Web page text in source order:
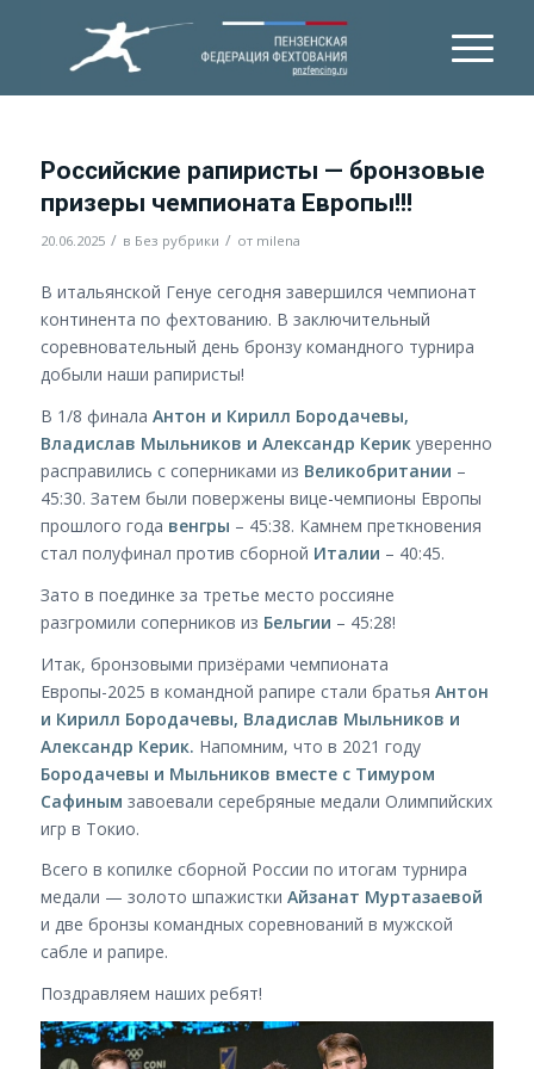
Российские рапиристы — бронзовые
призеры чемпионата Европы!!!
20.06.2025 / в Без рубрики / от milena
В итальянской Генуе сегодня завершился чемпионат
континента по фехтованию. В заключительный
соревновательный день бронзу командного турнира
добыли наши рапиристы!
В 1/8 финала Антон и Кирилл Бородачевы,
Владислав Мыльников и Александр Керикуверенно
расправились с соперниками из Великобритании –
45:30. Затем были повержены вице-чемпионы Европы
прошлого года венгры – 45:38. Камнем преткновения
стал полуфинал против сборной Италии – 40:45.
Зато в поединке за третье место россияне
разгромили соперников из Бельгии – 45:28!
Итак, бронзовыми призёрами чемпионата
Европы-2025 в командной рапире стали братья Антон
и Кирилл Бородачевы, Владислав Мыльников и
Александр Керик. Напомним, что в 2021 году
Бородачевы и Мыльников вместе с Тимуром
Сафиным завоевали серебряные медали Олимпийских
игр в Токио.
Всего в копилке сборной России по итогам турнира
медали — золото шпажистки Айзанат Муртазаевой
и две бронзы командных соревнований в мужской
сабле и рапире.
Поздравляем наших ребят!